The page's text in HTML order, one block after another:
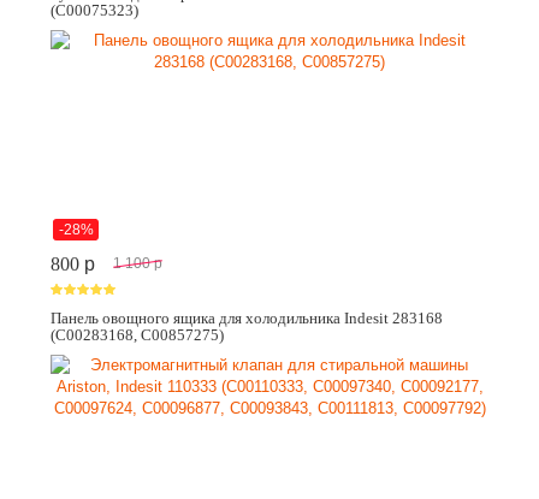
(C00075323)
-28%
800 p 1 100 p
Панель овощного ящика для холодильника Indesit 283168
(C00283168, C00857275)